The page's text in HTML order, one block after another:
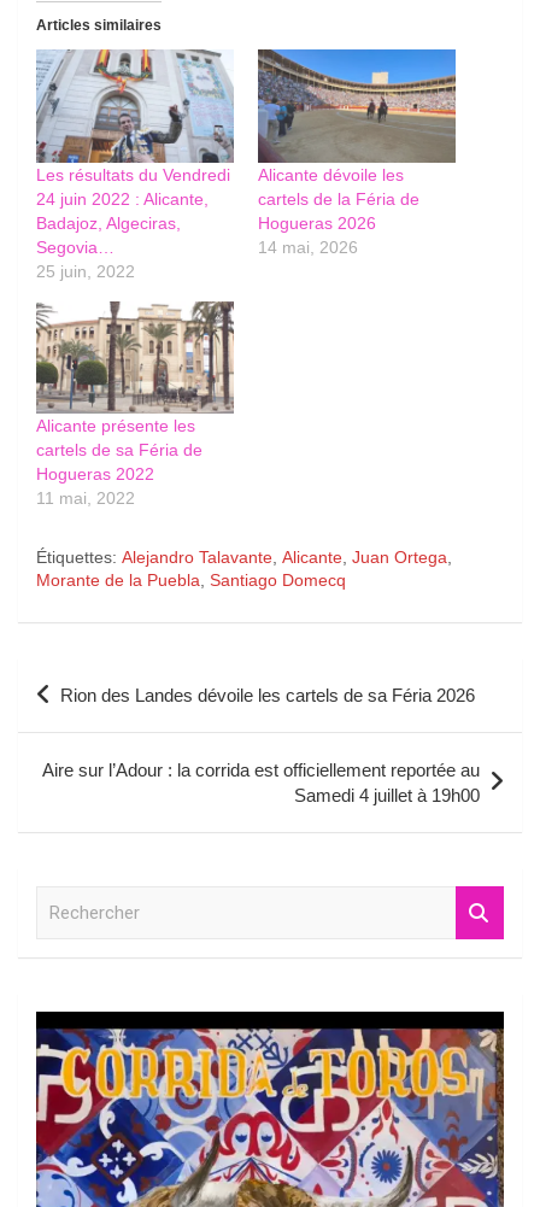
Articles similaires
Les résultats du Vendredi
24 juin 2022 : Alicante,
Badajoz, Algeciras,
Segovia…
25 juin, 2022
Alicante dévoile les
cartels de la Féria de
Hogueras 2026
14 mai, 2026
Alicante présente les
cartels de sa Féria de
Hogueras 2022
11 mai, 2022
Étiquettes: Alejandro Talavante, Alicante, Juan Ortega,
Morante de la Puebla, Santiago Domecq
Navigation
Rion des Landes dévoile les cartels de sa Féria 2026
Aire sur l’Adour : la corrida est officiellement reportée au
Samedi 4 juillet à 19h00
r
c
h
e
r